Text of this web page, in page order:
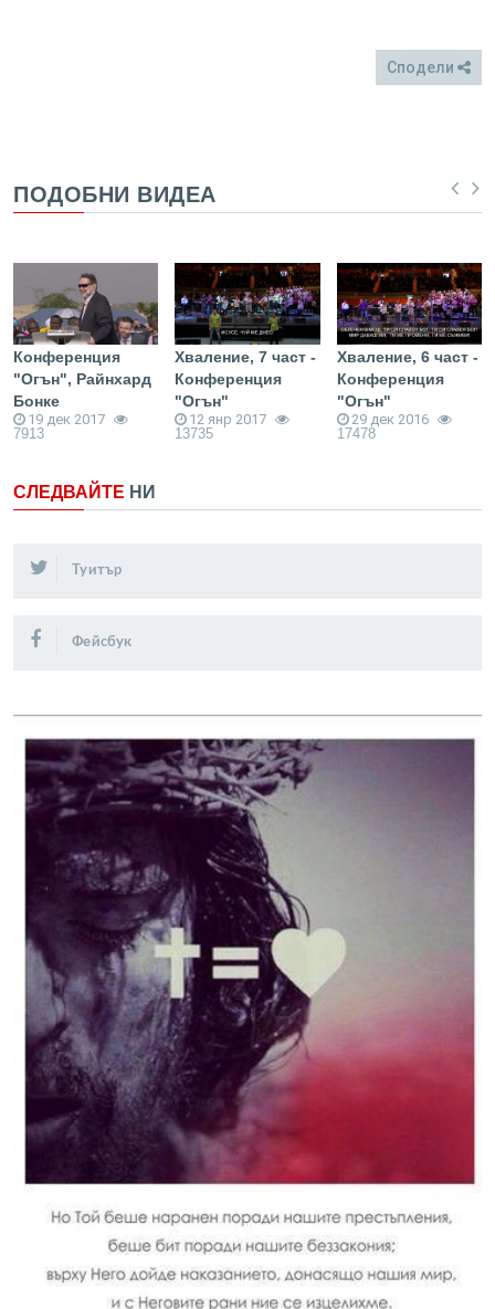
Сподели
ПОДОБНИ ВИДЕА
Конференция
"Огън", Райнхард
Бонке
19 дек 2017
7913
Хваление, 7 част -
Конференция
"Огън"
12 янр 2017
13735
Хваление, 6 част -
Конференция
"Огън"
29 дек 2016
17478
СЛЕДВАЙТЕ НИ
Туитър
Фейсбук